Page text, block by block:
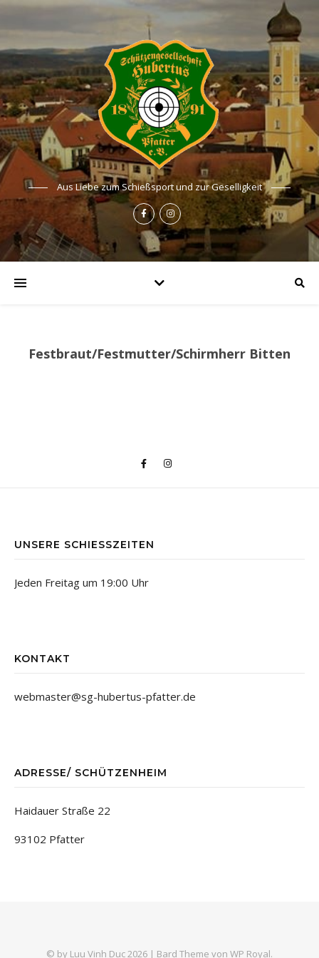
Aus Liebe zum Schießsport und zur Geselligkeit
Festbraut/Festmutter/Schirmherr Bitten
UNSERE SCHIESSZEITEN
Jeden Freitag um 19:00 Uhr
KONTAKT
webmaster@sg-hubertus-pfatter.de
ADRESSE/ SCHÜTZENHEIM
Haidauer Straße 22
93102 Pfatter
© by Luu Vinh Duc 2026 | Bard Theme von WP Royal.